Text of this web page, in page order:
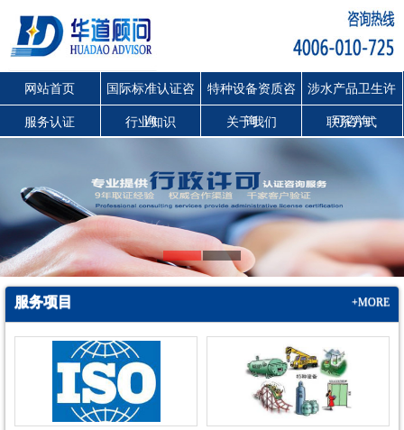
网站首页 国际标准认证咨
询
特种设备资质咨
询
涉水产品卫生许
可咨询
服务认证 行业知识 关于我们 联系方式
服务项目 +MORE